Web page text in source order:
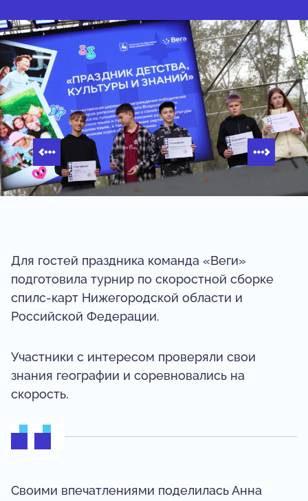
Для гостей праздника команда «Веги»
подготовила турнир по скоростной сборке
спилс-карт Нижегородской области и
Российской Федерации.
Участники с интересом проверяли свои
знания географии и соревновались на
скорость.
Своими впечатлениями поделиласьАнна